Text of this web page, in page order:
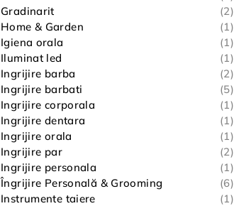
Gradinarit
(2)
Home & Garden
(1)
Igiena orala
(1)
Iluminat led
(1)
Ingrijire barba
(2)
Ingrijire barbati
(5)
Ingrijire corporala
(1)
Ingrijire dentara
(1)
Ingrijire orala
(1)
Ingrijire par
(2)
Ingrijire personala
(1)
Îngrijire Personală & Grooming
(6)
Instrumente taiere
(1)